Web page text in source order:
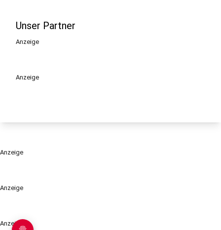
Anzeige
Anzeige
Unser Partner
Anzeige
Anzeige
Anzeige